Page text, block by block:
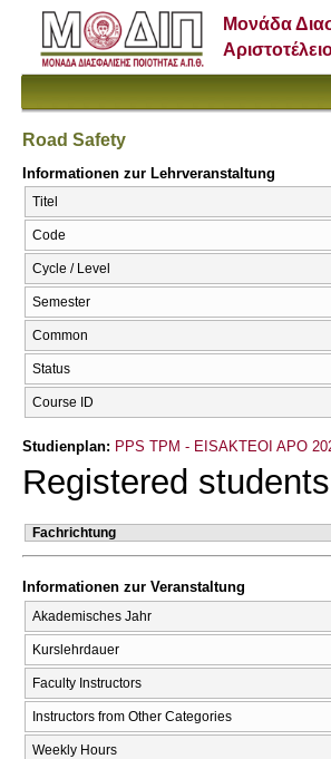
Μονάδα
Road Safety
Informationen zur Lehrveranstaltung
Titel
Code
Cycle / Level
Semester
Common
Status
Course ID
Studienplan: PPS TPM - EISAKTEOI APO
Registered
Fachrichtung
Informationen zur Veranstaltung
Akademisches Jahr
Kurslehrdauer
Faculty Instructors
Instructors from Other Categories
Weekly Hours